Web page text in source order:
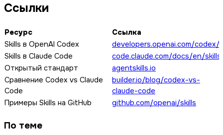
Ссылки
Ресурс
Ссылка
Skills в OpenAI Codex
developers.openai.com/codex/
Skills в Claude Code
code.claude.com/docs/en/skills
Открытый стандарт
agentskills.io
Сравнение Codex vs Claude
Code
builder.io/blog/codex-vs-
claude-code
Примеры Skills на GitHub
github.com/openai/skills
По теме